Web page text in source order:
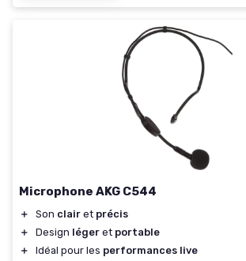
Microphone AKG C544
＋ Son clair et précis
＋
Design léger et portable
＋
Idéal pour les performances live